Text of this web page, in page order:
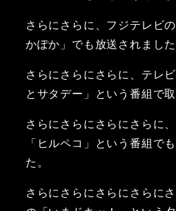
さらにさらに、フジテレビ
かぽか」でも放送されました
さらにさらにさらに、テレ
とサタデー」という番組で
さらにさらにさらにさらに
「ヒルペコ」という番組で
た。
さらにさらにさらにさらに